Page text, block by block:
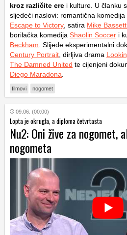
kroz različite ere i kulture. U članku
sljedeći naslovi: romantična komedija
Escape to Victory , satira Mike
borilačka komedija Shaolin Soccer i
Beckham . Slijede eksperimentalni
Century Portrait , dirljiva drama
The Damned United te cijenjeni
Diego Maradona
filmovi nogomet
09.06. (00:00)
Lopta je okrugla, a diploma četvrtasta
Nu2: Oni žive za nogomet,
nogometa